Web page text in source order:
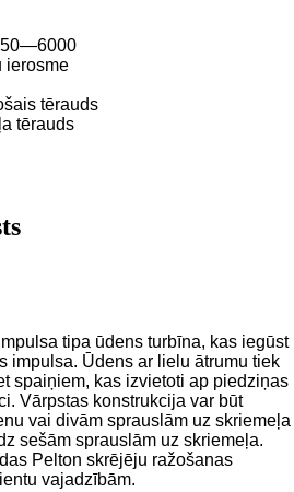
ierosme
tērauds
tērauds
tipa ūdens turbīna, kas iegūst
impulsa. Ūdens ar lielu ātrumu tiek
spaiņiem, kas izvietoti ap piedziņas
Vārpstas konstrukcija var būt
vai divām sprauslām uz skriemeļa
sešām sprauslām uz skriemeļa.
Pelton skrējēju ražošanas
vajadzībām.